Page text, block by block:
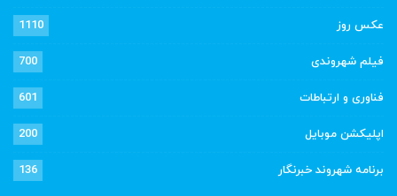
عکس روز 1110
فیلم شهروندی 700
فناوری و ارتباطات 601
اپلیکشن موبایل 200
برنامه شهروند خبرنگار 136